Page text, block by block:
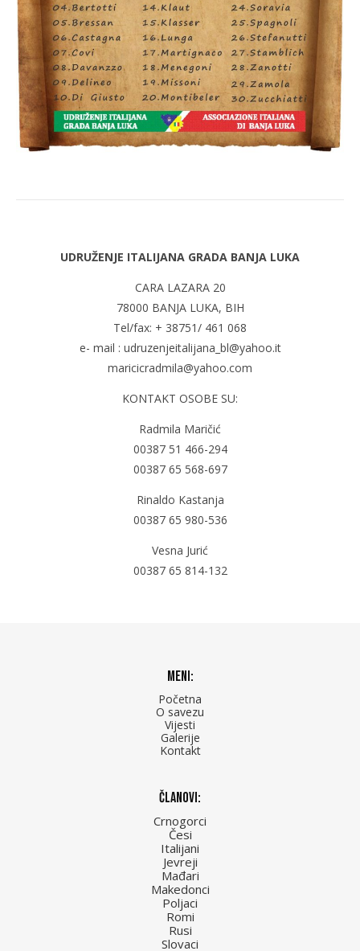
UDRUŽENJE ITALIJANA GRADA BANJA LUKA
CARA LAZARA 20
78000 BANJA LUKA, BIH
Tel/fax: + 38751/ 461 068
e- mail : udruzenjeitalijana_bl@yahoo.it
maricicradmila@yahoo.com
KONTAKT OSOBE SU:
Radmila Maričić
00387 51 466-294
00387 65 568-697
Rinaldo Kastanja
00387 65 980-536
Vesna Jurić
00387 65 814-132
Meni:
Početna
O savezu
Vijesti
Galerije
Kontakt
Članovi:
Crnogorci
Česi
Italijani
Jevreji
Mađari
Makedonci
Poljaci
Romi
Rusi
Slovaci